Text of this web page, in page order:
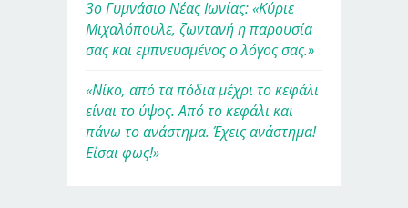
3ο Γυμνάσιο Νέας Ιωνίας: «Κύριε
Μιχαλόπουλε, ζωντανή η παρουσία
σας και εμπνευσμένος ο λόγος σας.»
«Νίκο, από τα πόδια μέχρι το κεφάλι
είναι το ύψος. Από το κεφάλι και
πάνω το ανάστημα. Έχεις ανάστημα!
Είσαι φως!»